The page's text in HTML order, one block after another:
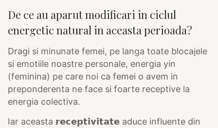
De ce au aparut modificari in ciclul
energetic natural in aceasta perioada?
Dragi si minunate femei, pe langa toate blocajele
si emotiile noastre personale, energia yin
(feminina) pe care noi ca femei o avem in
preponderenta ne face si foarte receptive la
energia colectiva.
Iar aceasta 𝗿𝗲𝗰𝗲𝗽𝘁𝗶𝘃𝗶𝘁𝗮𝘁𝗲 aduce influente din